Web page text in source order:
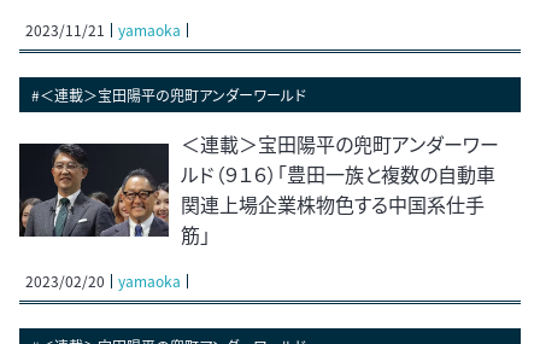
2023/11/21 yamaoka
#＜連載＞宝田陽平の兜町アンダーワールド
＜連載＞宝田陽平の兜町アンダーワー
ルド（９１６）「豊田一族と複数の自動車
関連上場企業株物色する中国系仕手
筋」
2023/02/20 yamaoka